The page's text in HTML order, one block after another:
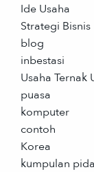
Ide Usaha
Strategi Bisnis
blog
inbestasi
Usaha Ternak
puasa
komputer
contoh
Korea
kumpulan